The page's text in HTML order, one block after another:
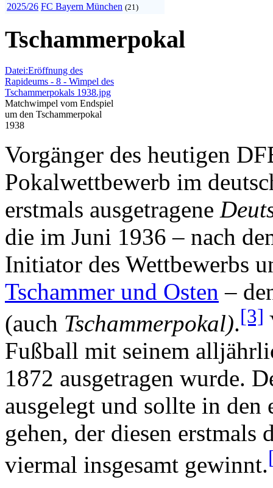
2025/26 FC Bayern München (21)
Tschammerpokal
Datei:Eröffnung des
Rapideums - 8 - Wimpel des
Tschammerpokals 1938.jpg
Matchwimpel vom Endspiel
um den Tschammerpokal
1938
Vorgänger des heutigen
Pokalwettbewerb im
erstmals ausgetragene
die im Juni 1936 – nach
Initiator des Wettbewerbs
Tschammer und Osten –
(auch Tschammerpokal).[3]
Fußball mit seinem
1872 ausgetragen wurde.
ausgelegt und sollte in den
gehen, der diesen
viermal insgesamt gewinnt.